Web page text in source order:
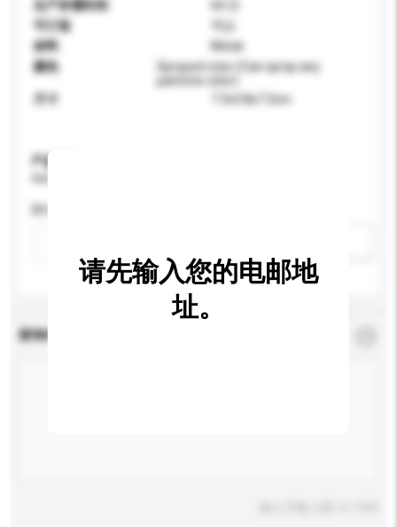
生产所需时间
60 日
可订造
可以
材料
Metal
颜色
Sprayed color (Can spray any
7.3x3.8x7.3cm
产品规格
颜色
查询内容
请先输入您的电邮地
址。